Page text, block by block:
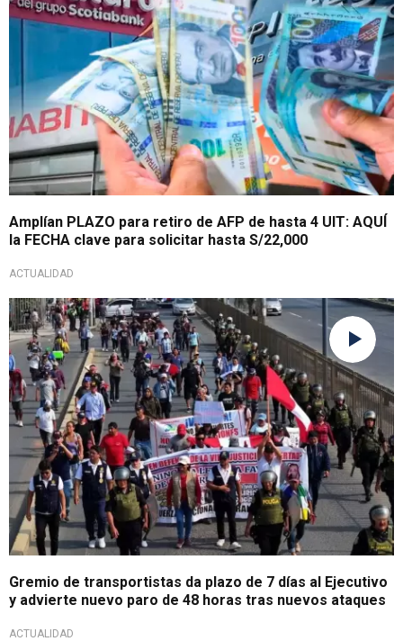
Amplían PLAZO para retiro de AFP de hasta 4 UIT: AQUÍ
la FECHA clave para solicitar hasta S/22,000
ACTUALIDAD
No más muertes
Gremio de transportistas da plazo de 7 días al Ejecutivo
y advierte nuevo paro de 48 horas tras nuevos ataques
ACTUALIDAD